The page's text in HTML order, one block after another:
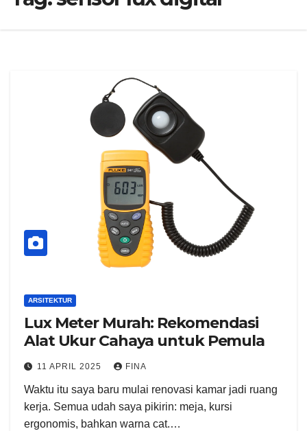
ARSITEKTUR
Lux Meter Murah: Rekomendasi
Alat Ukur Cahaya untuk Pemula
11 APRIL 2025 FINA
Waktu itu saya baru mulai renovasi kamar jadi ruang
kerja. Semua udah saya pikirin: meja, kursi
ergonomis, bahkan warna cat.…